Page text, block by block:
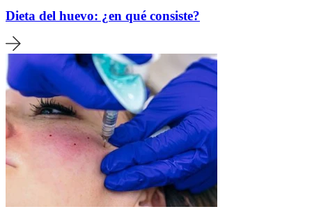
Dieta del huevo: ¿en qué consiste?